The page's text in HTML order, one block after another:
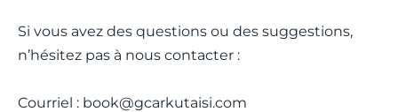
Si vous avez des questions ou des suggestions,
n’hésitez pas à nous contacter :
Courriel : book@gcarkutaisi.com